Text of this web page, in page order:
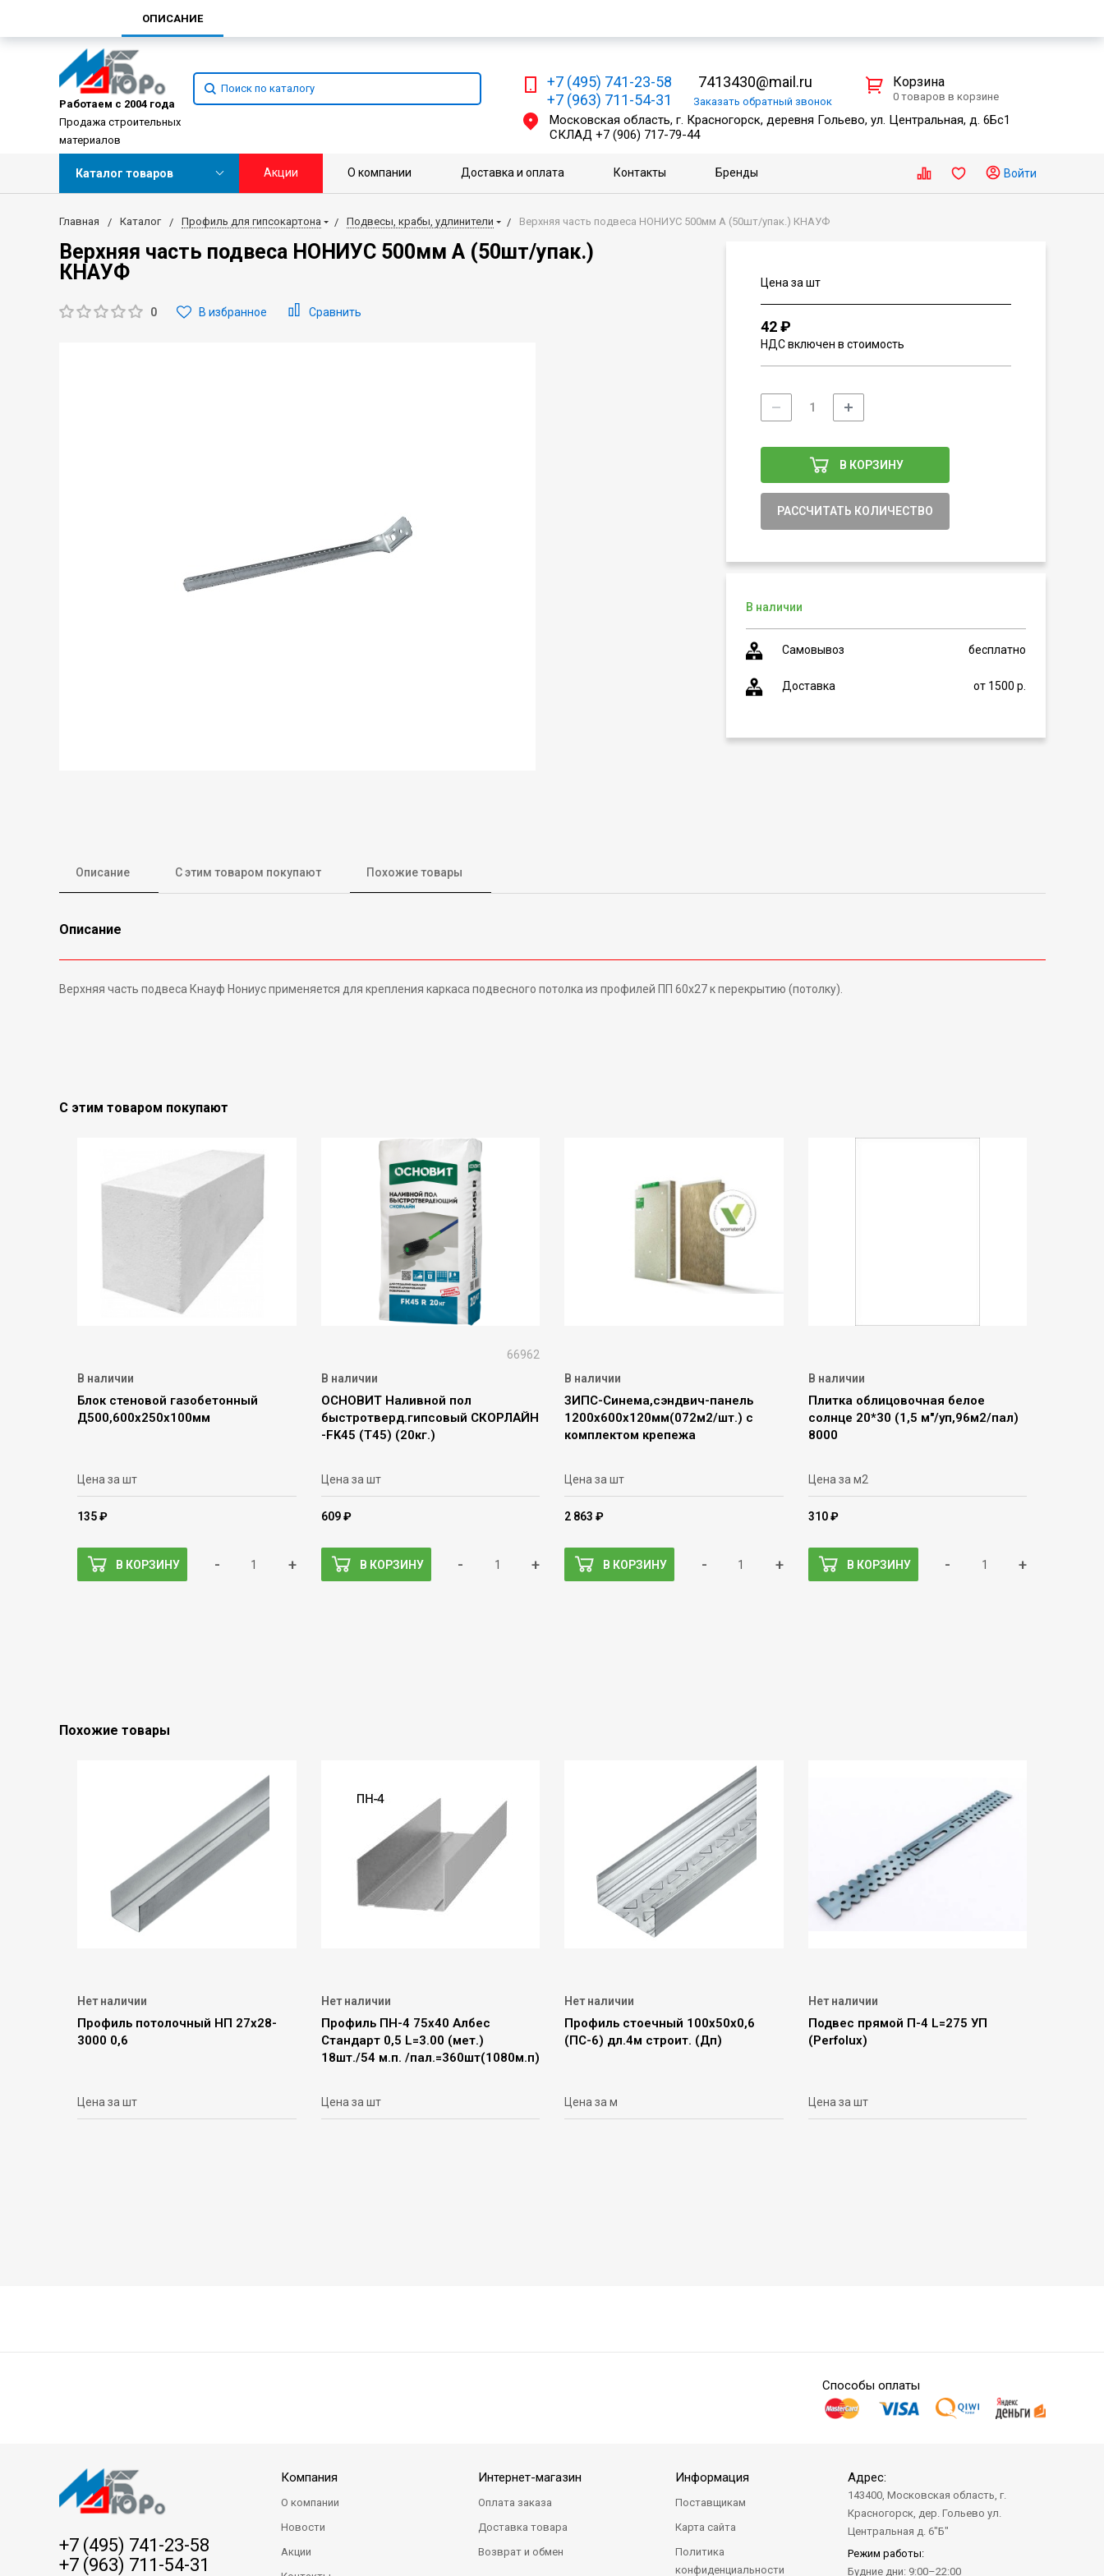
Работаем с 2004 года
Продажа строительных
материалов
+7 (495) 741-23-58
+7 (963) 711-54-31
7413430@mail.ru
Заказать обратный звонок
Московская область, г. Красногорск, деревня Гольево, ул. Центральная, д. 6Бс1
СКЛАД +7 (906) 717-79-44
Корзина
0 товаров в корзине
Каталог товаров Акции О компании Доставка и оплата Контакты Бренды Войти
Главная Каталог Профиль для гипсокартона Подвесы, крабы, удлинители Верхняя часть подвеса НОНИУС 500мм А (50шт/упак.) КНАУФ
Верхняя часть подвеса НОНИУС 500мм А (50шт/упак.)
КНАУФ
0 В избранное Сравнить
Цена за шт
42 ₽
НДС включен в стоимость
В КОРЗИНУ
РАССЧИТАТЬ КОЛИЧЕСТВО
В наличии
Самовывоз бесплатно
Доставка от 1500 р.
Описание С этим товаром покупают Похожие товары
Описание
Верхняя часть подвеса Кнауф Нониус применяется для крепления каркаса подвесного потолка из профилей ПП 60x27 к перекрытию (потолку).
С этим товаром покупают
В наличии
Блок стеновой газобетонный
Д500,600х250х100мм
Цена за шт
135 ₽
В КОРЗИНУ - +
66962
В наличии
ОСНОВИТ Наливной пол
быстротверд.гипсовый СКОРЛАЙН
-FK45 (Т45) (20кг.)
Цена за шт
609 ₽
В КОРЗИНУ - +
В наличии
ЗИПС-Синема,сэндвич-панель
1200х600х120мм(072м2/шт.) с
комплектом крепежа
Цена за шт
2 863 ₽
В КОРЗИНУ - +
В наличии
Плитка облицовочная белое
солнце 20*30 (1,5 м"/уп,96м2/пал)
8000
Цена за м2
310 ₽
В КОРЗИНУ - +
Похожие товары
Нет наличии
Профиль потолочный НП 27х28-
3000 0,6
Цена за шт
Нет наличии
Профиль ПН-4 75х40 Албес
Стандарт 0,5 L=3.00 (мет.)
18шт./54 м.п. /пал.=360шт(1080м.п)
Цена за шт
Нет наличии
Профиль стоечный 100х50х0,6
(ПС-6) дл.4м строит. (Дп)
Цена за м
Нет наличии
Подвес прямой П-4 L=275 УП
(Perfolux)
Цена за шт
ОПИСАНИЕ
Способы оплаты
+7 (495) 741-23-58
+7 (963) 711-54-31
Компания
О компании
Новости
Акции
Интернет-магазин
Оплата заказа
Доставка товара
Возврат и обмен
Информация
Поставщикам
Карта сайта
Политика
конфиденциальности
Адрес:
143400, Московская область, г.
Красногорск, дер. Гольево ул.
Центральная д. 6"Б"
Режим работы:
Будние дни: 9:00–22:00